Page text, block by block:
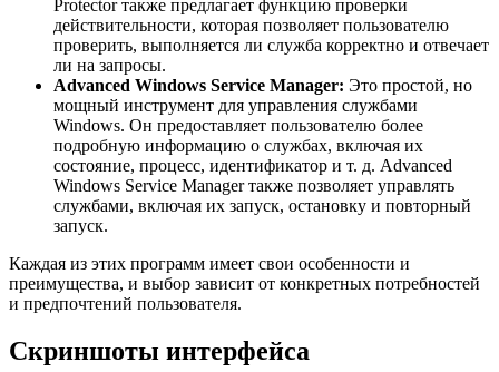
Protector также предлагает функцию проверки
действительности, которая позволяет пользователю
проверить, выполняется ли служба корректно и отвечает
ли на запросы.
Advanced Windows Service Manager: Это простой, но
мощный инструмент для управления службами
Windows. Он предоставляет пользователю более
подробную информацию о службах, включая их
состояние, процесс, идентификатор и т. д. Advanced
Windows Service Manager также позволяет управлять
службами, включая их запуск, остановку и повторный
запуск.
Каждая из этих программ имеет свои особенности и
преимущества, и выбор зависит от конкретных потребностей
и предпочтений пользователя.
Скриншоты интерфейса